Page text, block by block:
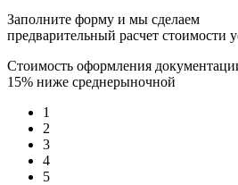
Заполните форму и мы сделаем
предварительный расчет стоимости
Стоимость оформления
15% ниже среднерыночной
1
2
3
4
5